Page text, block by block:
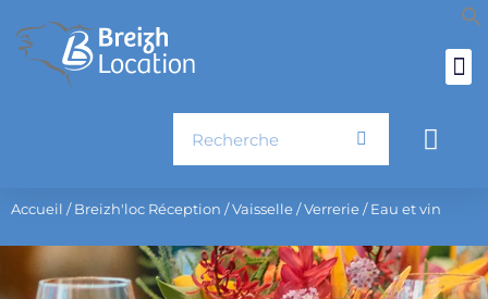
au
contenu
Accueil / Breizh'loc Réception /Vaisselle /Verrerie / Eau et vin